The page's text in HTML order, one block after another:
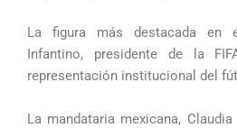
La figura más destacada en
Infantino, presidente de la
representación institucional del
La mandataria mexicana,